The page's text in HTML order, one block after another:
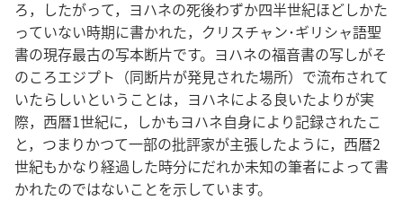
ろ，したがって，ヨハネの死後わずか四半世紀ほどしかた
っていない時期に書かれた，クリスチャン･ギリシャ語聖
書の現存最古の写本断片です。ヨハネの福音書の写しがそ
のころエジプト（同断片が発見された場所）で流布されて
いたらしいということは，ヨハネによる良いたよりが実
際，西暦1世紀に，しかもヨハネ自身により記録されたこ
と，つまりかつて一部の批評家が主張したように，西暦2
世紀もかなり経過した時分にだれか未知の筆者によって書
かれたのではないことを示しています。